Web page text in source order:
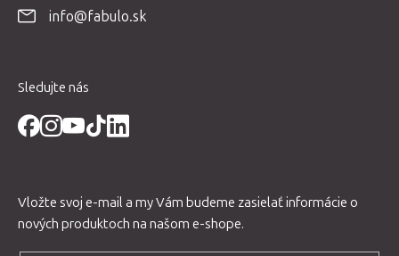
info@fabulo.sk
Sledujte nás
Vložte svoj e-mail a my Vám budeme zasielať informácie o
nových produktoch na našom e-shope.